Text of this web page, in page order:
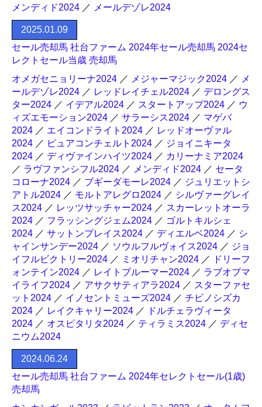
メンディド2024 ／ メールデゾレ2024
2025.01.09
セール売却馬 社台ファーム 2024年セール売却馬 2024セ
レクトセール当歳 売却馬
オメガセニョリーナ2024 ／ メジャーマジック2024 ／ メ
ールデゾレ2024 ／ レッドレイチェル2024 ／ デロングス
ター2024 ／ イデアル2024 ／ スタートアップ2024 ／ ウ
ィズエモーション2024 ／ サラーシス2024 ／ マゲバ
2024 ／ エイコンドライト2024 ／ レッドオーヴァル
2024 ／ ピュアコンチェルト2024 ／ ジョイニキータ
2024 ／ ディヴァインハイツ2024 ／ カリーナミア2024
／ ラヴファンシフル2024 ／ メンディド2024 ／ セータ
コローナ2024 ／ ブギーダモーレ2024 ／ ジュリエットシ
アトル2024 ／ モルトアレグロ2024 ／ シルヴァーグレイ
ス2024 ／ レッツサッチャー2024 ／ スカーレットオーラ
2024 ／ フラッシングジェム2024 ／ ゴルトキルシェ
2024 ／ サットンプレイス2024 ／ ディエルベ2024 ／ シ
ャインサンデー2024 ／ ソウルフルヴォイス2024 ／ ジョ
イフルビクトリー2024 ／ ミオリチャン2024 ／
ドリーフ
ォンテイン2024 ／ レイトブルーマー2024 ／ ラブオブマ
イライフ2024 ／ アサクサティアラ2024 ／ スターファセ
ット2024 ／ イノセントミューズ2024 ／ チビノシズカ
2024 ／ レイクキャリー2024 ／
ドルチェラヴィータ
2024 ／ オスピタリタ2024 ／ ティラミス2024 ／ ディセ
ニウム2024
2024.06.24
セール売却馬 社台ファーム 2024年セレクトセール(1歳)
売却馬